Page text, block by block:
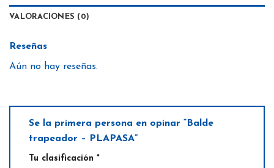
VALORACIONES (0)
Reseñas
Aún no hay reseñas.
Se la primera persona en opinar “Balde
trapeador – PLAPASA”
Tu clasificación *